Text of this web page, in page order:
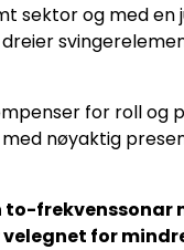
sektor og med en
dreier
for roll og
nøyaktig
frekvenssonar
velegnet for